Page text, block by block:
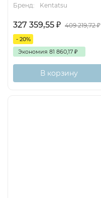
Бренд:
Kentatsu
327 359,55 ₽ 409 219,72₽
- 20%
Экономия 81 860,17 ₽
В корзину